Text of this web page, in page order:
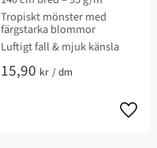
Tropiskt mönster med
färgstarka blommor
Luftigt fall & mjuk känsla
15,90 kr /dm